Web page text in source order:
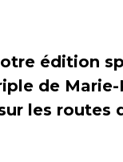
édition
de Marie-
les routes